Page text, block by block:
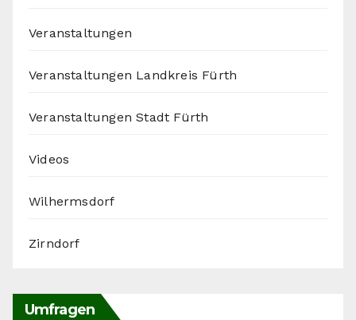
Veranstaltungen
Veranstaltungen Landkreis Fürth
Veranstaltungen Stadt Fürth
Videos
Wilhermsdorf
Zirndorf
Umfragen